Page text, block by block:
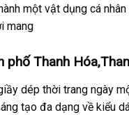
một vật dụng cá
mang
phố Thanh
dép thời trang ngày
tạo đa dạng về kiểu